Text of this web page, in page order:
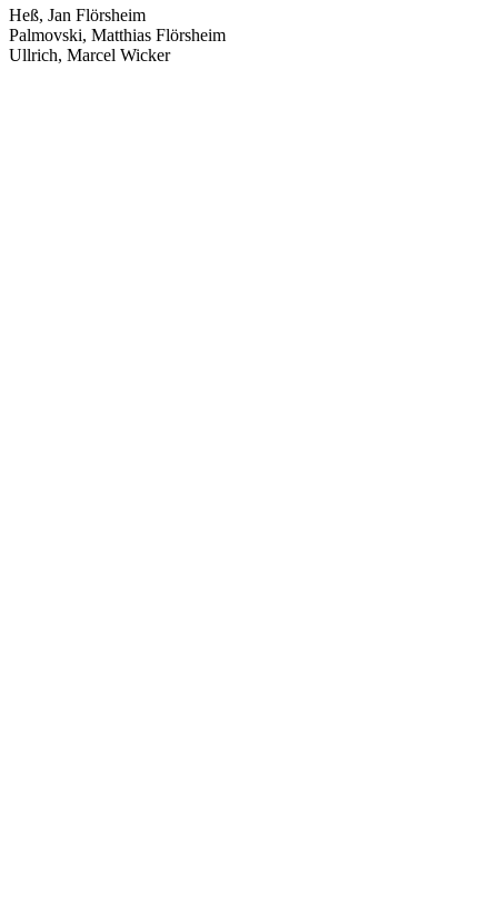
Heß, Jan Flörsheim
Palmovski, Matthias Flörsheim
Ullrich, Marcel Wicker